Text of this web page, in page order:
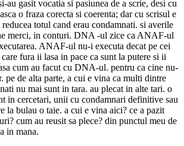
au gasit vocatia si pasiunea de a scrie, desi cu
o fraza corecta si coerenta; dar cu scrisul e
totul cand erau condamnati. si averile
merci, in conturi. DNA -ul zice ca ANAF-ul
ANAF-ul nu-i executa decat pe cei
fura ii lasa in pace ca sunt la putere si ii
cum au facut cu DNA-ul. pentru ca cine nu-
pe de alta parte, a cui e vina ca multi dintre
nu mai sunt in tara. au plecat in alte tari. o
in cercetari, unii cu condamnari definitive sau
la bulau o taie. a cui e vina aici? ce a pazit
cum au reusit sa plece? din punctul meu de
in mana.